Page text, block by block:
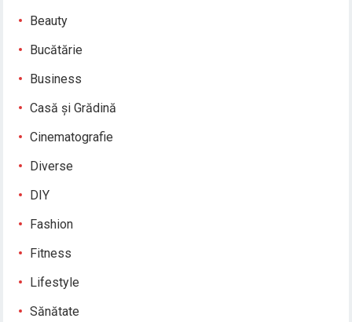
Beauty
Bucătărie
Business
Casă și Grădină
Cinematografie
Diverse
DIY
Fashion
Fitness
Lifestyle
Sănătate